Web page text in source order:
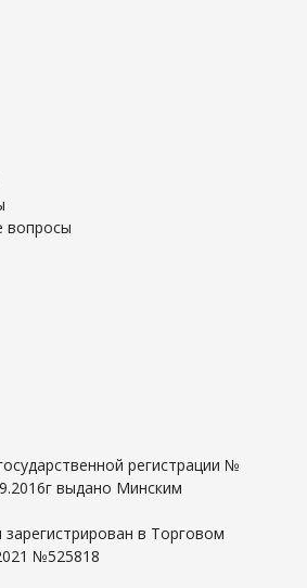
вопросы
регистрации №
выдано Минским
в Торговом
№525818